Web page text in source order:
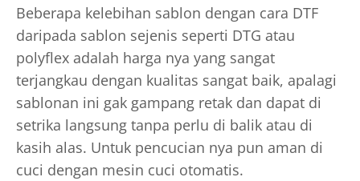
Beberapa kelebihan sablon dengan cara DTF
daripada sablon sejenis seperti DTG atau
polyflex adalah harga nya yang sangat
terjangkau dengan kualitas sangat baik, apalagi
sablonan ini gak gampang retak dan dapat di
setrika langsung tanpa perlu di balik atau di
kasih alas. Untuk pencucian nya pun aman di
cuci dengan mesin cuci otomatis.